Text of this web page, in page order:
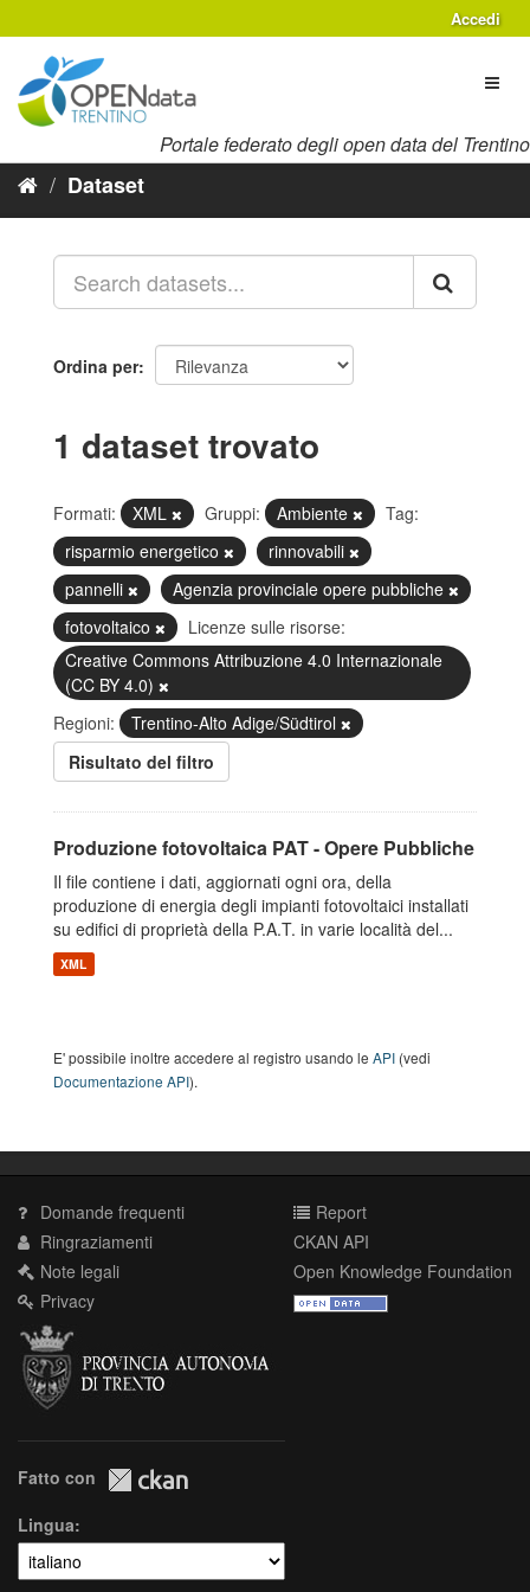
al
contenuto
Accedi
Portale federato degli open data del Trentino
Dataset
Ordina per
1 dataset trovato
Formati: XML Gruppi: Ambiente
Tag:
risparmio energetico
rinnovabili
pannelli
Agenzia provinciale opere pubbliche
fotovoltaico
Licenze sulle risorse:
Creative Commons Attribuzione 4.0 Internazionale
(CC BY 4.0)
Regioni:
Trentino-Alto Adige/Südtirol
Risultato del filtro
Produzione fotovoltaica PAT - Opere Pubbliche
Il file contiene i dati, aggiornati ogni ora, della
produzione di energia degli impianti fotovoltaici installati
su edifici di proprietà della P.A.T. in varie località del...
XML
E' possibile inoltre accedere al registro usando le API (vedi
Documentazione API).
Domande frequenti
Ringraziamenti
Note legali
Privacy
Report
CKAN API
Open Knowledge Foundation
Fatto con
Lingua